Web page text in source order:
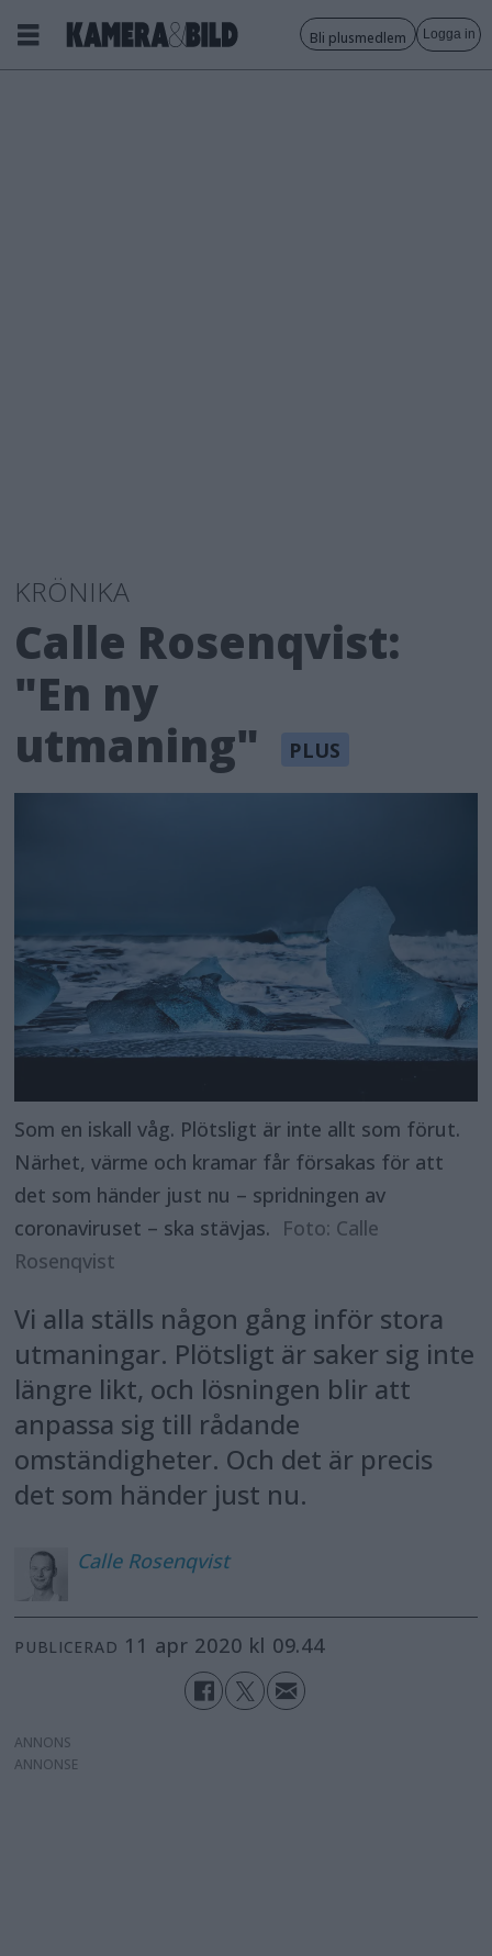
Bli plusmedlem Logga in
KRÖNIKA
Calle Rosenqvist:
"En ny
utmaning"
Som en iskall våg. Plötsligt är inte allt som förut.
Närhet, värme och kramar får försakas för att
det som händer just nu – spridningen av
coronaviruset – ska stävjas. Foto: Calle
Rosenqvist
Vi alla ställs någon gång inför stora
utmaningar. Plötsligt är saker sig inte
längre likt, och lösningen blir att
anpassa sig till rådande
omständigheter. Och det är precis
det som händer just nu.
Calle Rosenqvist
PUBLICERAD 11 apr 2020 kl 09.44
ANNONS